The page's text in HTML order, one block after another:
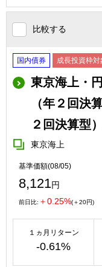
比較する
国内債券 成長投資枠対
東京海上・
（年２回決
２回決算型）
東京海上
基準価額(08/05)
8,121円
前日比: ＋0.25%(＋20円)
１ヵ月リターン
-0.61%